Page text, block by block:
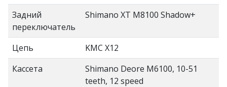
Задний
переключатель
Shimano XT M8100 Shadow+
Цепь
KMC X12
Кассета
Shimano Deore M6100, 10-51
teeth, 12 speed